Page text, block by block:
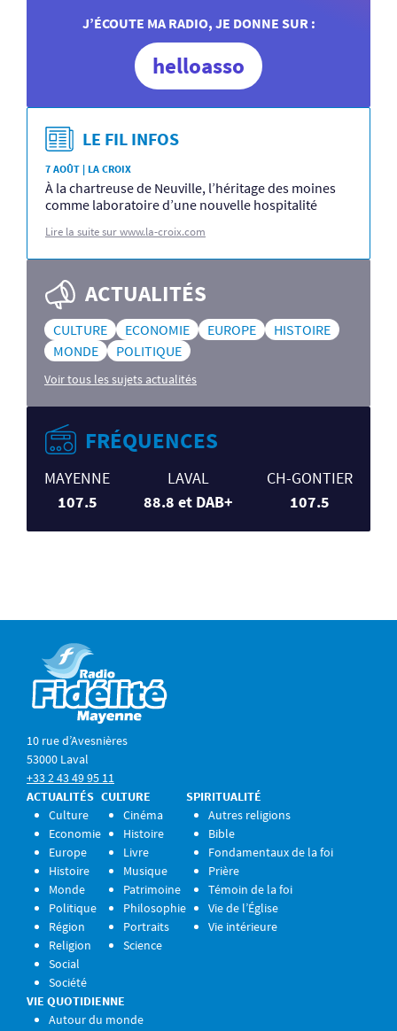
J’ÉCOUTE MA RADIO, JE DONNE SUR :
helloasso
LE FIL INFOS
7 AOÛT | LA CROIX
À la chartreuse de Neuville, l’héritage des moines
comme laboratoire d’une nouvelle hospitalité
Lire la suite sur www.la-croix.com
ACTUALITÉS
CULTURE ECONOMIE EUROPE
HISTOIRE
MONDE
POLITIQUE
Voir tous les sujets actualités
FRÉQUENCES
MAYENNE
107.5
LAVAL
88.8 et DAB+
CH-GONTIER
107.5
10 rue d’Avesnières
53000 Laval
+33 2 43 49 95 11
ACTUALITÉS
Culture
Economie
Europe
Histoire
Monde
Politique
Région
Religion
Social
Société
CULTURE
Cinéma
Histoire
Livre
Musique
Patrimoine
Philosophie
Portraits
Science
SPIRITUALITÉ
Autres religions
Bible
Fondamentaux de la foi
Prière
Témoin de la foi
Vie de l’Église
Vie intérieure
VIE QUOTIDIENNE
Autour du monde